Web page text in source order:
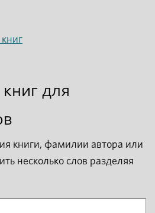
для
книги, фамилии автора или
несколько слов разделяя